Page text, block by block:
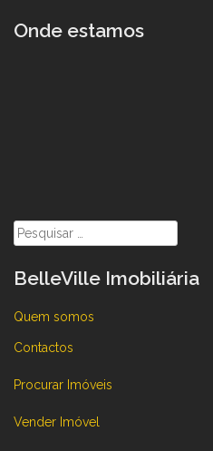
Onde estamos
Pesquisar
por:
BelleVille Imobiliária
Quem somos
Contactos
Procurar Imóveis
Vender Imóvel